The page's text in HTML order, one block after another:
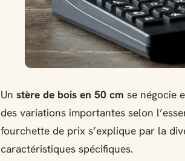
Un stère de bois en 50 cm se négocie
des variations importantes selon
fourchette de prix s’explique par la
caractéristiques spécifiques.